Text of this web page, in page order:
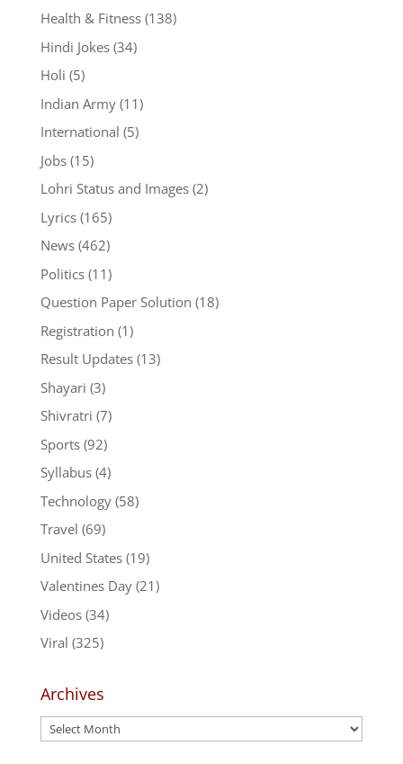
Health & Fitness(138)
Hindi Jokes(34)
Holi (5)
Indian Army(11)
International (5)
Jobs(15)
Lohri Status and Images(2)
Lyrics(165)
News(462)
Politics(11)
Question Paper Solution (18)
Registration (1)
Result Updates(13)
Shayari (3)
Shivratri (7)
Sports(92)
Syllabus(4)
Technology(58)
Travel (69)
United States(19)
Valentines Day(21)
Videos(34)
Viral (325)
Archives
Archives